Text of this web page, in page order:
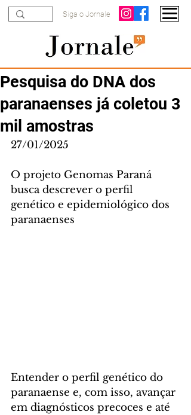
Siga o Jornale
Pesquisa do DNA dos
paranaenses já coletou 3
mil amostras
27/01/2025
O projeto Genomas Paraná
busca descrever o perfil
genético e epidemiológico dos
paranaenses
Entender o perfil genético do
paranaense e, com isso, avançar
em diagnósticos precoces e até